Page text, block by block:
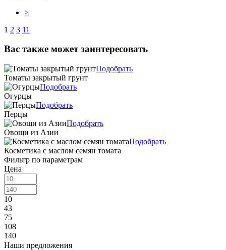
>
1 2 3 11
Вас также может заинтересовать
Томаты закрытый грунт
Подобрать
Огурцы
Подобрать
Перцы
Подобрать
Овощи из Азии
Подобрать
Косметика с маслом семян томата
Подобрать
Фильтр по параметрам
Цена
10
43
75
108
140
Наши предложения